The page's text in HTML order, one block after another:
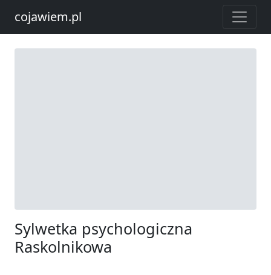
cojawiem.pl
Sylwetka psychologiczna
Raskolnikowa